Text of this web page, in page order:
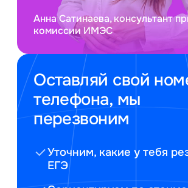
Оставляй свой
телефона, мы
перезвоним
Уточним, какие у тебя
ЕГЭ
Анна Сатинаева, консультант
комиссии ИМЭС